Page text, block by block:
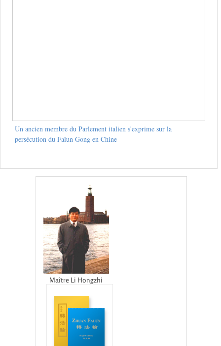
Un ancien membre du Parlement italien s'exprime sur la
persécution du Falun Gong en Chine
Maître Li Hongzhi